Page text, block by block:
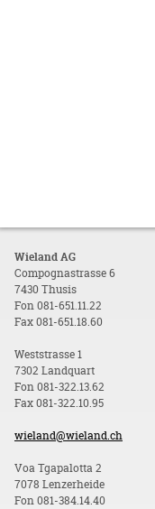
Wieland AG
Compognastrasse 6
7430 Thusis
Fon 081-651.11.22
Fax 081-651.18.60
Weststrasse 1
7302 Landquart
Fon 081-322.13.62
Fax 081-322.10.95
wieland@wieland.ch
Voa Tgapalotta 2
7078 Lenzerheide
Fon 081-384.14.40